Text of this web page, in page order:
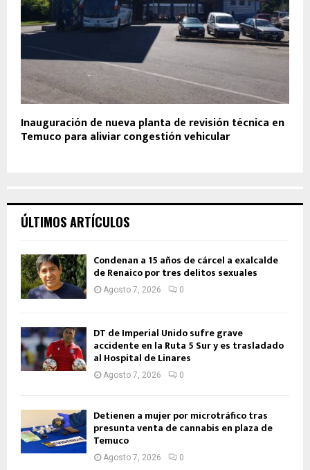
Inauguración de nueva planta de revisión técnica en
Temuco para aliviar congestión vehicular
ÚLTIMOS ARTÍCULOS
Condenan a 15 años de cárcel a exalcalde
de Renaico por tres delitos sexuales
Agosto 7, 2026 0
DT de Imperial Unido sufre grave
accidente en la Ruta 5 Sur y es trasladado
al Hospital de Linares
Agosto 7, 2026 0
Detienen a mujer por microtráfico tras
presunta venta de cannabis en plaza de
Temuco
Agosto 7, 2026 0